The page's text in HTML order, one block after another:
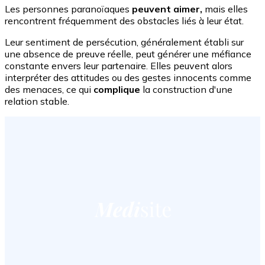
Les personnes paranoïaques peuvent aimer, mais elles
rencontrent fréquemment des obstacles liés à leur état.
Leur sentiment de persécution, généralement établi sur
une absence de preuve réelle, peut générer une méfiance
constante envers leur partenaire. Elles peuvent alors
interpréter des attitudes ou des gestes innocents comme
des menaces, ce qui complique la construction d'une
relation stable.